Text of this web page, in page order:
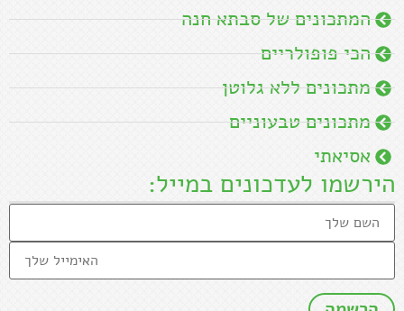
המתכונים של סבתא חנה
הכי פופולריים
מתכונים ללא גלוטן
מתכונים טבעוניים
אסיאתי
הירשמו לעדכונים במייל: